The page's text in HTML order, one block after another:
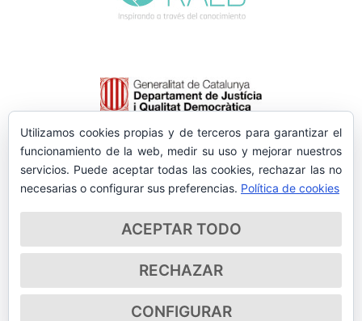
Utilizamos cookies propias y de terceros para garantizar el
funcionamiento de la web, medir su uso y mejorar nuestros
servicios. Puede aceptar todas las cookies, rechazar las no
necesarias o configurar sus preferencias. Política de cookies
ACEPTAR TODO
RECHAZAR
CONFIGURAR